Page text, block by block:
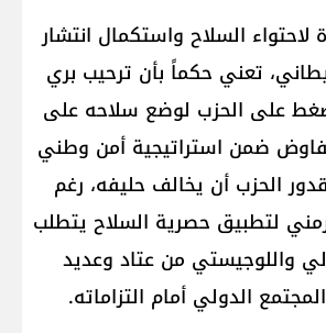
لاحتواء السلاح واستكمال انتشار
تعني حكماً بأن ترحيب بري
على الحزب لوضع سلاحه على
ضمن استراتيجية أمن وطني
الحزب أن يخالف حليفه، رغم
لتطبيق حصرية السلاح يتطلب
واللوجيستي من عتاد وعديد
الدولي أمام التزاماته.